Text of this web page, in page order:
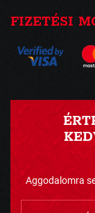
FIZETÉSI
Aggodalomra